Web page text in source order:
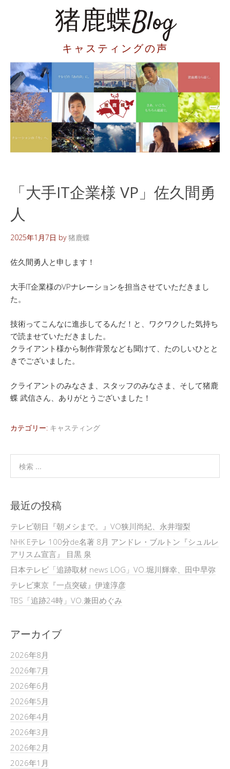
猪鹿蝶Blog
キャスティングの声
「大手IT企業様 VP」佐久間勇
人
2025年1月7日 by猪鹿蝶
佐久間勇人と申します！
大手IT企業様のVPナレーションを担当させていただきまし
た。
技術ってこんなに進歩してるんだ！と、ワクワクした気持ち
で読ませていただきました。
クライアント様から制作背景なども聞けて、たのしいひとと
きでございました。
クライアントのみなさま、スタッフのみなさま、そして猪鹿
蝶 武信さん、ありがとうございました！
カテゴリー: キャスティング
最近の投稿
テレビ朝日『朝メシまで。』VO狭川尚紀、永井瑠梨
NHK Eテレ 100分de名著 8月 アンドレ・ブルトン『シュルレ
アリスム宣言』 目黒 泉
日本テレビ「追跡取材 news LOG」VO.堀川輝幸、田中早弥
テレビ東京『一点突破』伊達淳彦
TBS「追跡24時」VO.兼田めぐみ
アーカイブ
2026年8月
2026年7月
2026年6月
2026年5月
2026年4月
2026年3月
2026年2月
2026年1月